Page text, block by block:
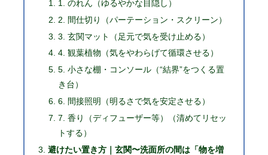
1. のれん（ゆるやかな目隠し）
2. 間仕切り（パーテーション・スクリーン）
3. 玄関マット（足元で気を受け止める）
4. 観葉植物（気をやわらげて循環させる）
5. 小さな棚・コンソール（“結界”をつくる置
き台）
6. 間接照明（明るさで気を安定させる）
7. 香り（ディフューザー等）（清めてリセッ
トする）
避けたい置き方｜玄関〜洗面所の間は「物を増